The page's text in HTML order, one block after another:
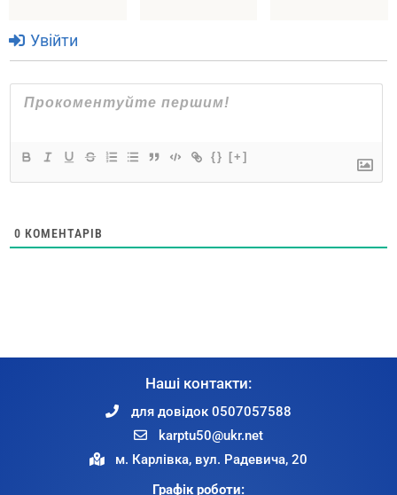
Увійти
{} [+]
0 КОМЕНТАРІВ
Наші контакти:
для довідок 0507057588
karptu50@ukr.net
м. Карлівка, вул. Радевича, 20
Графік роботи: